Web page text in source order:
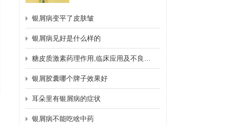
银屑病变平了皮肤皱
银屑病见好是什么样的
银屑胶囊哪个牌子效果好
耳朵里有银屑病的症状
银屑病不能吃啥中药